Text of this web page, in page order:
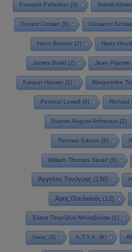
Eusapia Palladino (3) Gavriil
Gerard Croiset(5) Giovanni
Hans Bender(2) Harry
James Braid (2) Jean Plantier
Kaspar Hauser(1) Margarethe
Percival Lowell (4) Richard
Svante August Arrhenius (2)
Thomas Edison (5)
William Thomas Stead (5)
Άγγελος Τανάγρας (130)
Άρης Πουλιανός (12)
Έλενα Πετρόβνα Μπλαβάτσκι(1)
Ίνκας (3) Α.Τ.Υ.Α. (6)